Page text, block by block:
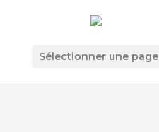
Sélectionner une page